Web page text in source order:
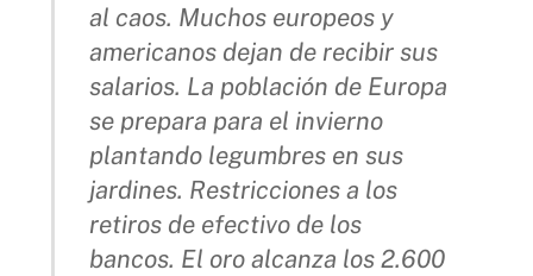
al caos. Muchos europeos y
americanos dejan de recibir sus
salarios. La población de Europa
se prepara para el invierno
plantando legumbres en sus
jardines. Restricciones a los
retiros de efectivo de los
bancos. El oro alcanza los 2.600